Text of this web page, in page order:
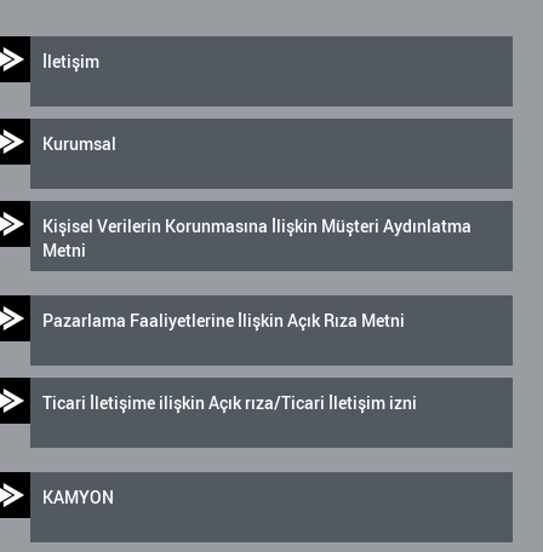
İletişim
Kurumsal
Kişisel Verilerin Korunmasına İlişkin Müşteri Aydınlatma
Metni
Pazarlama Faaliyetlerine İlişkin Açık Rıza Metni
Ticari İletişime ilişkin Açık rıza/Ticari İletişim izni
KAMYON